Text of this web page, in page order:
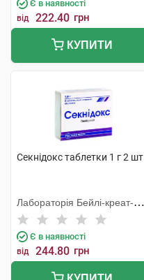
Є в наявності
від 222.40 грн
КУПИТИ
Секнідокс таблетки 1 г 2 шт
Лабораторія Бейлі-креат-
Вернуйє
Є в наявності
від 244.80 грн